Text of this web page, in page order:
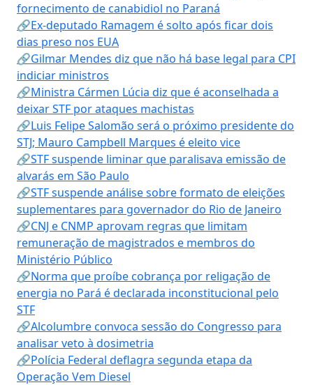
fornecimento de canabidiol no Paraná
🔗Ex-deputado Ramagem é solto após ficar dois
dias preso nos EUA
🔗Gilmar Mendes diz que não há base legal para CPI
indiciar ministros
🔗Ministra Cármen Lúcia diz que é aconselhada a
deixar STF por ataques machistas
🔗Luis Felipe Salomão será o próximo presidente do
STJ; Mauro Campbell Marques é eleito vice
🔗STF suspende liminar que paralisava emissão de
alvarás em São Paulo
🔗STF suspende análise sobre formato de eleições
suplementares para governador do Rio de Janeiro
🔗CNJ e CNMP aprovam regras que limitam
remuneração de magistrados e membros do
Ministério Público
🔗Norma que proíbe cobrança por religação de
energia no Pará é declarada inconstitucional pelo
STF
🔗Alcolumbre convoca sessão do Congresso para
analisar veto à dosimetria
🔗Polícia Federal deflagra segunda etapa da
Operação Vem Diesel